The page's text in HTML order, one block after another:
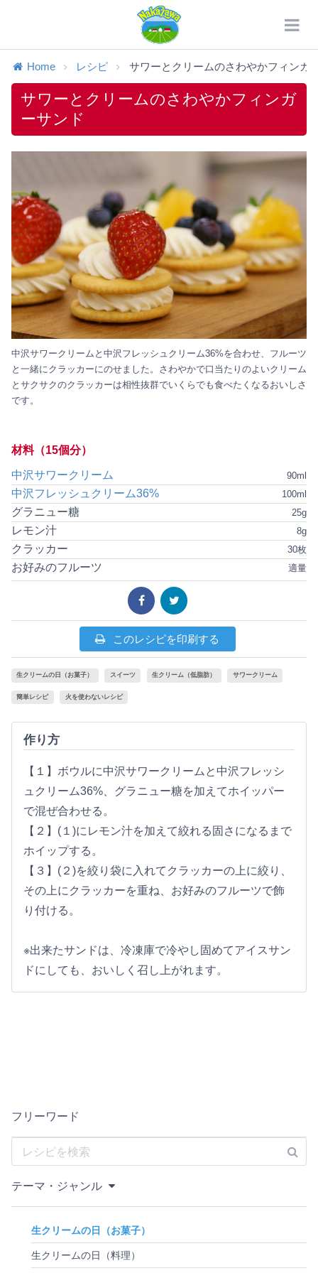
Home レシピ サワーとクリームのさわやかフィンガ
サワーとクリームのさわやかフィンガ
ーサンド
中沢サワークリームと中沢フレッシュクリーム36%を合わせ、フルーツ
と一緒にクラッカーにのせました。さわやかで口当たりのよいクリーム
とサクサクのクラッカーは相性抜群でいくらでも食べたくなるおいしさ
です。
材料（15個分）
90ml
中沢サワークリーム
100ml
中沢フレッシュクリーム36%
25g
グラニュー糖
8g
レモン汁
30枚
クラッカー
適量
お好みのフルーツ
このレシピを印刷する
生クリームの日（お菓子） スイーツ 生クリーム（低脂肪） サワークリーム
簡単レシピ 火を使わないレシピ
作り方
【１】ボウルに中沢サワークリームと中沢フレッシ
ュクリーム36%、グラニュー糖を加えてホイッパー
で混ぜ合わせる。
【２】(１)にレモン汁を加えて絞れる固さになるまで
ホイップする。
【３】(２)を絞り袋に入れてクラッカーの上に絞り、
その上にクラッカーを重ね、お好みのフルーツで飾
り付ける。
※出来たサンドは、冷凍庫で冷やし固めてアイスサン
ドにしても、おいしく召し上がれます。
フリーワード
テーマ・ジャンル
生クリームの日（お菓子）
生クリームの日（料理）